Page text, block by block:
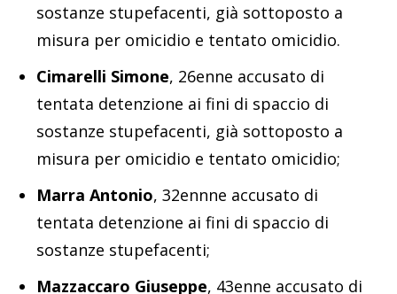
sostanze stupefacenti, già sottoposto a
misura per omicidio e tentato omicidio.
Cimarelli Simone, 26enne accusato di
tentata detenzione ai fini di spaccio di
sostanze stupefacenti, già sottoposto a
misura per omicidio e tentato omicidio;
Marra Antonio, 32ennne accusato di
tentata detenzione ai fini di spaccio di
sostanze stupefacenti;
Mazzaccaro Giuseppe, 43enne accusato di